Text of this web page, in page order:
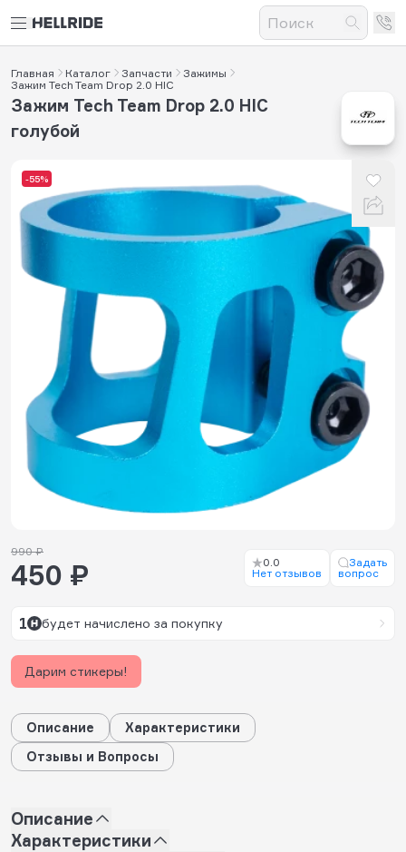
Главная Каталог Запчасти
Зажимы
Зажим Tech Team Drop 2.0 HIC
-55%
Зажим Tech Team Drop 2.0 HIC
голубой
990 ₽
450 ₽
0.0
Нет отзывов
Задать
вопрос
1 будет начислено за покупку
Дарим стикеры!
Описание
Характеристики
Отзывы и Вопросы
Описание
Характеристики